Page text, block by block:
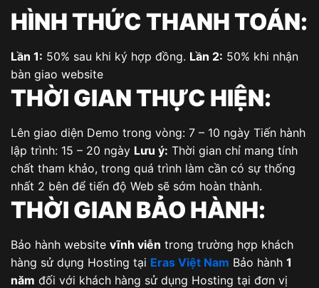
HÌNH THỨC THANH TOÁN:
Lần 1: 50% sau khi ký hợp đồng. Lần 2: 50% khi nhận
bàn giao website
THỜI GIAN THỰC HIỆN:
Lên giao diện Demo trong vòng: 7 – 10 ngày Tiến hành
lập trình: 15 – 20 ngày Lưu ý: Thời gian chỉ mang tính
chất tham khảo, trong quá trình làm cần có sự thống
nhất 2 bên để tiến độ Web sẽ sớm hoàn thành.
THỜI GIAN BẢO HÀNH:
Bảo hành website vĩnh viễn trong trường hợp khách
hàng sử dụng Hosting tại Eras Việt Nam Bảo hành 1
năm đối với khách hàng sử dụng Hosting tại đơn vị